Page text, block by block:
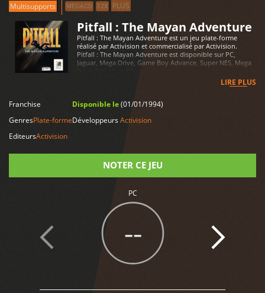
Multisupports MEGACD 32X PLUS
Pitfall : The Mayan Adventure
Pitfall : The Mayan Adventure est un jeu plate-forme
réalisé par Activision et commercialisé par Activision.
Pitfall : The Mayan Adventure est disponible sur PC,
Jaguar, Mega Drive, Game Boy Advance, Super NES, Mega
Drive 32X, MegaCD
LIRE PLUS
Franchise
GenresPlate-forme
EditeursActivision
Disponible le(01/01/1994)
DéveloppeursActivision
NOTER CE JEU
PC
--